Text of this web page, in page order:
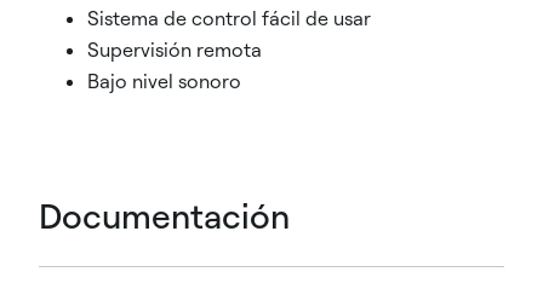
Sistema de control fácil de usar
Supervisión remota
Bajo nivel sonoro
Documentación